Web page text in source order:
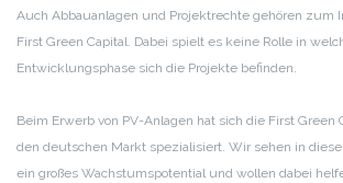
Auch Abbauanlagen und Projektrechte gehören zum
First Green Capital. Dabei spielt es keine Rolle in
Entwicklungsphase sich die Projekte befinden.
Beim Erwerb von PV-Anlagen hat sich die First Green
den deutschen Markt spezialisiert. Wir sehen in
ein großes Wachstumspotential und wollen dabei